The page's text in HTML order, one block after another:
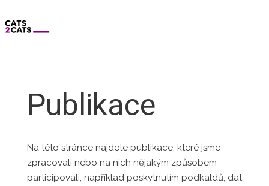
Publikace
Na této stránce najdete publikace, které jsme
zpracovali nebo na nich nějakým způsobem
participovali, například poskytnutím podkaldů, dat